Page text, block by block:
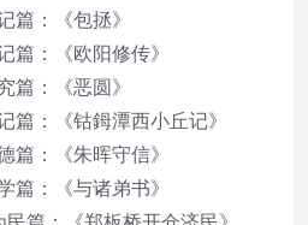
篇：《包拯》
篇：《欧阳修传》
篇：《恶圆》
篇：《钴鉧潭西小丘记》
篇：《朱晖守信》
篇：《与诸弟书》